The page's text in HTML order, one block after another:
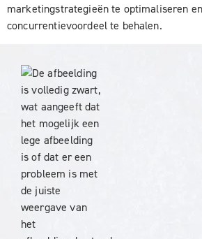
marketingstrategieën te optimaliseren en
concurrentievoordeel te behalen.